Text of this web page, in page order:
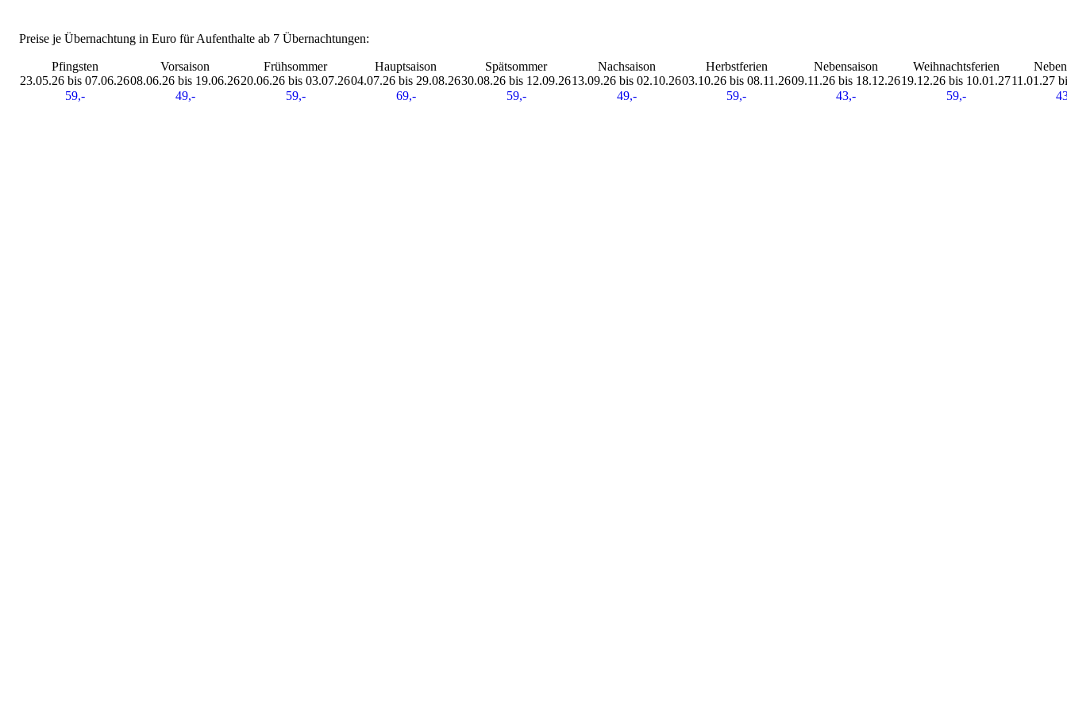
Preise je Übernachtung in Euro für Aufenthalte ab 7 Übernachtungen:
Pfingsten
23.05.26 bis 07.06.26
Vorsaison
08.06.26 bis 19.06.26
Frühsommer
20.06.26 bis 03.07.26
Hauptsaison
04.07.26 bis 29.08.26
Spätsommer
30.08.26 bis 12.09.26
Nachsaison
13.09.26 bis 02.10.26
Herbstferien
03.10.26 bis 08.11.26
Nebensaison
09.11.26 bis 18.12.26
Weihnachtsferien
19.12.26 bis 10.01.2711.01.27
59,-
49,- 59,- 69,- 59,- 49,- 59,- 43,- 59,-